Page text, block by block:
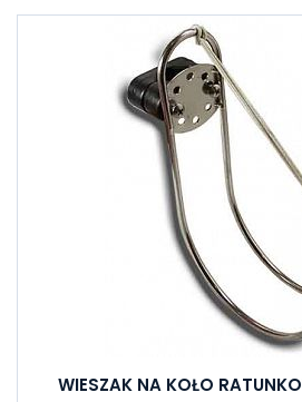
WIESZAK NA KOŁO